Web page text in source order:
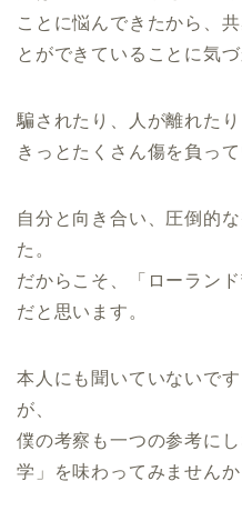
ことに悩んできたから、
とができていることに気づ
騙されたり、人が離れた
きっとたくさん傷を負っ
自分と向き合い、圧倒的
た。
だからこそ、「ローラン
だと思います。
本人にも聞いていないで
が、
僕の考察も一つの参考に
学」を味わってみませんか